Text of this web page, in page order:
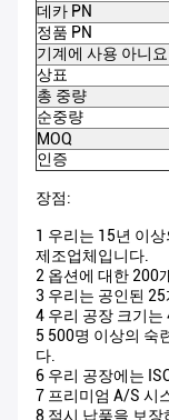
데카 PN
정품 PN
기계에 사용 아니요
상표
총 중량
순중량
MOQ
인증
장점:
1 우리는 15년 이
제조업체입니다.
2 옵션에 대한 200
3 우리는 공인된
4 우리 공장 크기
5 500명 이상의 숙
다.
6 우리 공장에는
7 프리미엄 A/S 시
8 적시 납품을 보장